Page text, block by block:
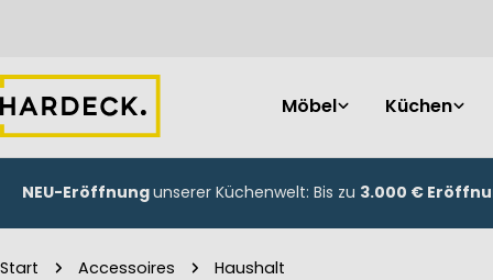
springen
Möbel Küchen
NEU-Eröffnungunserer Küchenwelt: Bis zu 3.000 €
Start Accessoires Haushalt